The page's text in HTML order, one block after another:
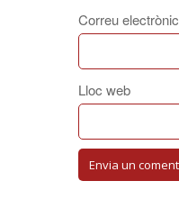
Correu electrònic
Lloc web